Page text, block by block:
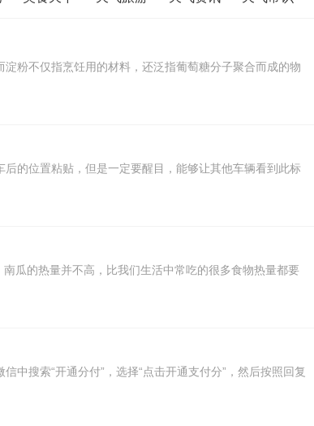
粉不仅指烹饪用的材料，还泛指葡萄糖分子聚合而成的物
粉用途广，生粉适合用来勾芡，而淀粉可以用来制作蛋糕、
的位置粘贴，但是一定要醒目，能够让其他车辆看到此标
瓜的热量并不高，比我们生活中常吃的很多食物热量都要
中搜索“开通分付”，选择“点击开通支付分”，然后按照回复